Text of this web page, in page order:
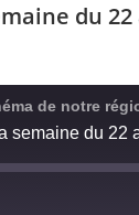
du 22
de notre
semaine du 22